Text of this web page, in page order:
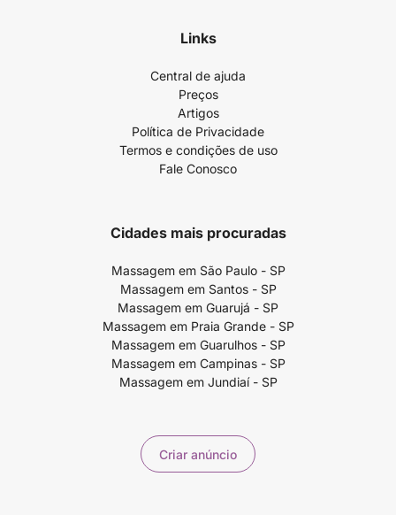
Links
Central de ajuda
Preços
Artigos
Política de Privacidade
Termos e condições de uso
Fale Conosco
Cidades mais procuradas
Massagem em São Paulo - SP
Massagem em Santos - SP
Massagem em Guarujá - SP
Massagem em Praia Grande - SP
Massagem em Guarulhos - SP
Massagem em Campinas - SP
Massagem em Jundiaí - SP
Criar anúncio